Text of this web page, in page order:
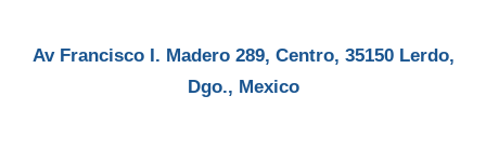
Av Francisco I. Madero 289, Centro, 35150 Lerdo,
Dgo., Mexico